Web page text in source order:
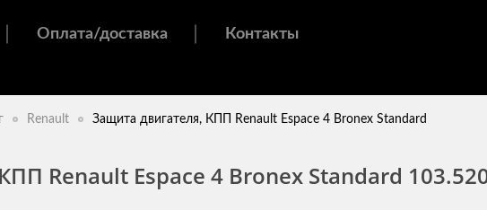
Оплата/доставка Контакты
Renault Защита двигателя, КПП Renault Espace 4 Bronex Standard
Renault Espace 4 Bronex Standard